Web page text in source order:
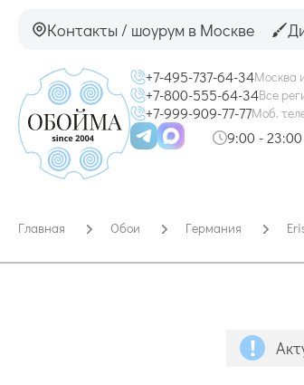
Контакты / шоурум в Москве
+7-495-737-64-34Москва
+7-800-555-64-34Все
+7-999-909-77-77Моб.
9:00 - 23:00
Главная Обои Германия